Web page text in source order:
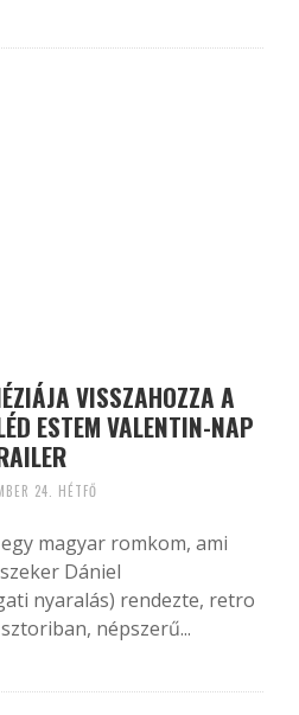
VISSZAHOZZA A
ESTEM VALENTIN-NAP
24. HÉTFŐ
magyar romkom, ami
Dániel
nyaralás) rendezte, retro
népszerű...